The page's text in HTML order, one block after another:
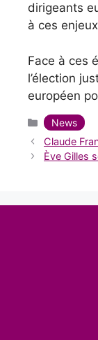
dirigeants
à ces
Face à ces
l’élection
européen
Catégories
News
Claude
Ève Gilles